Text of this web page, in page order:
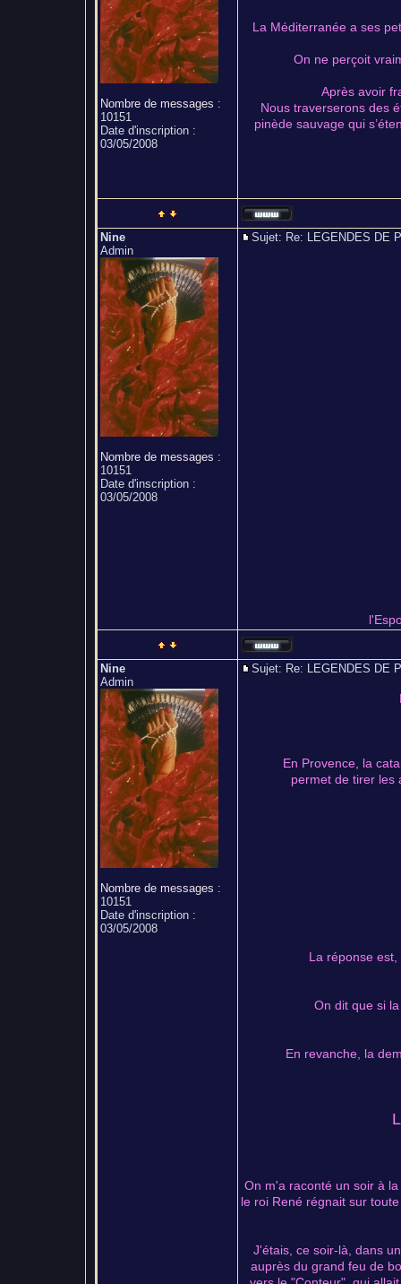
Nombre de messages :
10151
Date d'inscription :
03/05/2008
La Méditerranée a ses
On ne perçoit
Après avoir
Nous traverserons des
pinède sauvage qui
Nine
Admin
Nombre de messages :
10151
Date d'inscription :
03/05/2008
Sujet: Re: LEGENDES DE
Nine
Admin
Nombre de messages :
10151
Date d'inscription :
03/05/2008
Sujet: Re: LEGENDES DE
En Provence, la
permet de tirer les
La réponse
On dit que si
En revanche, la
On m'a raconté un soir à
le roi René régnait sur
J'étais, ce soir-là, dans
auprès du grand feu de